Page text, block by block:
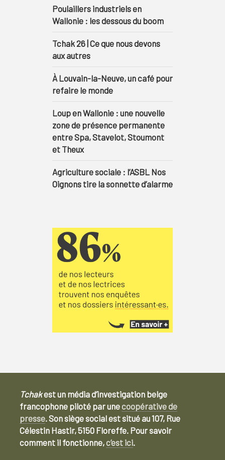
Poulaillers industriels en
Wallonie : les dessous du boom
Tchak 26 | Ce que nous devons
aux autres
À Louvain-la-Neuve, un café pour
refaire le monde
Loup en Wallonie : une nouvelle
zone de présence permanente
entre Spa, Stavelot, Stoumont
et Theux
Agriculture sociale : l’ASBL Nos
Oignons tire la sonnette d’alarme
Tchakest un média d’investigation belge
francophone piloté par unecoopérative de
presse. Son siège social est situé au 107, Rue
Célestin Hastir, 5150 Floreffe. Pour savoir
comment il fonctionne,c’est ici.